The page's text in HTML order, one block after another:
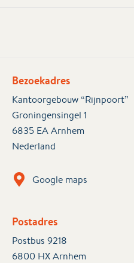
Bezoekadres
Kantoorgebouw “Rijnpoort”
Groningensingel 1
6835 EA Arnhem
Nederland
Google maps
Postadres
Postbus 9218
6800 HX Arnhem